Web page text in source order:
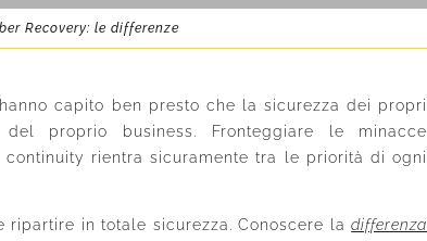
Recovery: le differenze
capito ben presto che la sicurezza dei propri
proprio business. Fronteggiare le minacce
rientra sicuramente tra le priorità di ogni
ripartire in totale sicurezza. Conoscere ladifferenza